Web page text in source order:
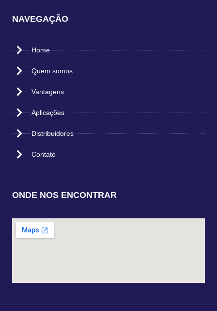
NAVEGAÇÃO
Home
Quem somos
Vantagens
Aplicações
Distribuidores
Contato
ONDE NOS ENCONTRAR